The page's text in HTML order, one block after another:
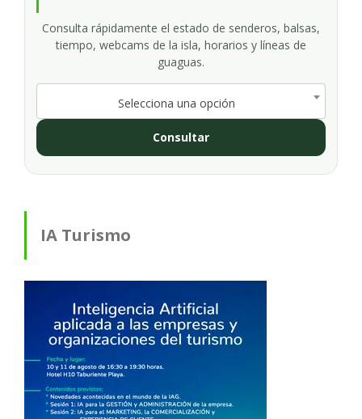
Consulta rápidamente el estado de senderos, balsas,
tiempo, webcams de la isla, horarios y líneas de
guaguas.
Selecciona una opción
Consultar
IA Turismo